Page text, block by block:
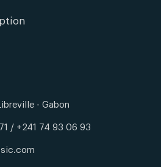
- Gabon
/ +241 74 93 06 93